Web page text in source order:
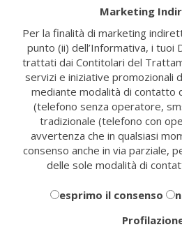
Marketing
Per la finalità di marketing
punto (ii) dell’Informativa, i tuoi
trattati dai Contitolari del
servizi e iniziative promozionali
mediante modalità di contatto
(telefono senza operatore,
tradizionale (telefono con
avvertenza che in qualsiasi
consenso anche in via parziale,
delle sole modalità di
esprimo il consenso